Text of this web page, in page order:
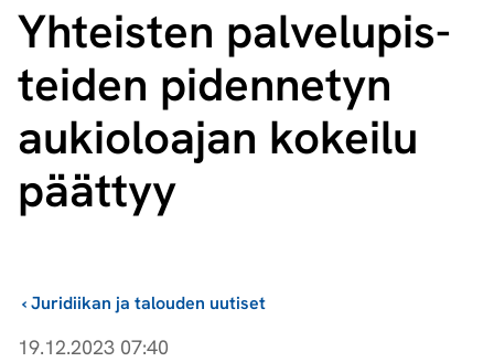
Yhteisten pal­ve­lu­pis­
tei­den pidennetyn
aukioloajan kokeilu
päättyy
Juridiikan ja talouden uutiset
›
19.12.2023 07:40